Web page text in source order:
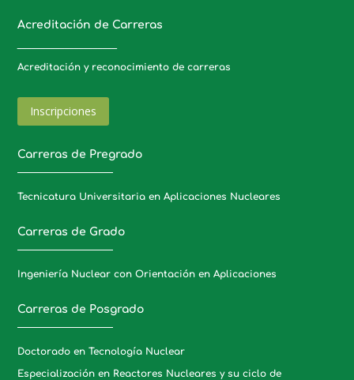
Acreditación de Carreras
Acreditación y reconocimiento de carreras
Inscripciones
Carreras de Pregrado
Tecnicatura Universitaria en Aplicaciones Nucleares
Carreras de Grado
Ingeniería Nuclear con Orientación en Aplicaciones
Carreras de Posgrado
Doctorado en Tecnología Nuclear
Especialización en Reactores Nucleares y su ciclo de